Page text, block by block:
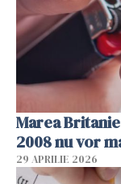
Marea
2008 nu vor
29 APRILIE 2026